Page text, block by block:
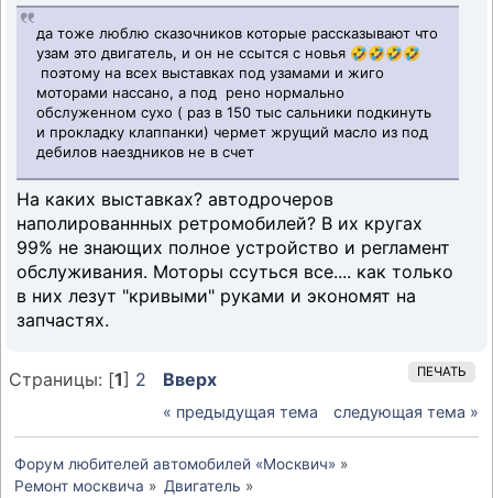
да тоже люблю сказочников которые рассказывают что
узам это двигатель, и он не ссытся с новья 🤣🤣🤣🤣
поэтому на всех выставках под узамами и жиго
моторами нассано, а под рено нормально
обслуженном сухо ( раз в 150 тыс сальники подкинуть
и прокладку клаппанки) чермет жрущий масло из под
дебилов наездников не в счет
На каких выставках? автодрочеров
наполированнных ретромобилей? В их кругах
99% не знающих полное устройство и регламент
обслуживания. Моторы ссуться все.... как только
в них лезут "кривыми" руками и экономят на
запчастях.
ПЕЧАТЬ
Страницы: [1] 2 Вверх
« предыдущая тема следующая тема »
Форум любителей автомобилей «Москвич» »
Ремонт москвича » Двигатель »